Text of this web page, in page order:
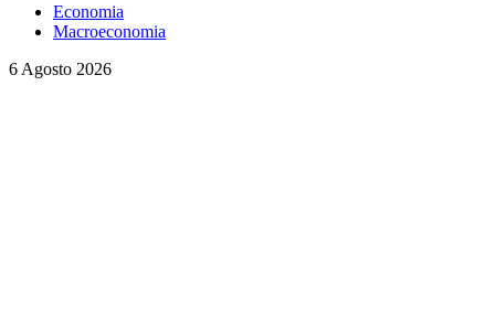
Economia
Macroeconomia
6 Agosto 2026